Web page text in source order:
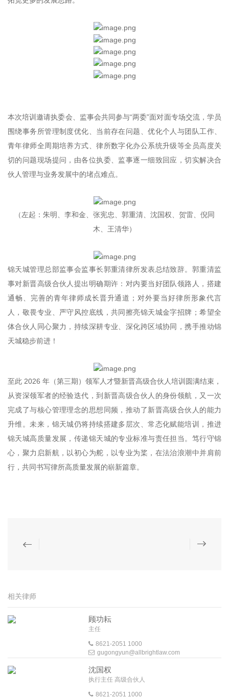
本次培训邀请执委会、监事会共同参与“两委”面对面专场交流，学员
围绕事务所管理制度优化、当前存在问题、优化个人与团队工作、
青年律师全周期培养方式、律所数字化办公系统升级等全员高度关
切的问题现场提问，由各位执委、监事逐一细致回应，切实解决合
伙人管理与业务发展中的堵点难点。
（左起：朱明、李和金、张宪忠、郭重清、沈国权、贺雷、倪同
木、王清华）
锦天城管理总部监事会监事长郭重清律所发表总结致辞。郭重清监
事对新晋高级合伙人提出明确期许：对内要当好团队领路人，搭建
通畅、完善的青年律师成长晋升通道；对外要当好律所形象代言
人，敬畏专业、严守风控底线，共同擦亮锦天城金字招牌；希望全
体合伙人同心聚力，持续深耕专业、深化跨区域协同，携手推动锦
天城稳步前进！
至此 2026 年（第三期）领军人才暨新晋高级合伙人培训圆满结束，
从资深领军者的经验迭代，到新晋高级合伙人的身份领航，又一次
完成了与核心管理理念的思想同频，推动了新晋高级合伙人的能力
升维。未来，锦天城仍将持续搭建多层次、常态化赋能培训，推进
锦天城高质量发展，传递锦天城的专业标准与责任担当。笃行守锦
心，聚力启新航，以初心为舵，以专业为桨，在法治浪潮中并肩前
行，共同书写律所高质量发展的崭新篇章。
相关律师
顾功耘
主任
8621-2051 1000
gugongyun@allbrightlaw.com
沈国权
执行主任 高级合伙人
8621-2051 1000